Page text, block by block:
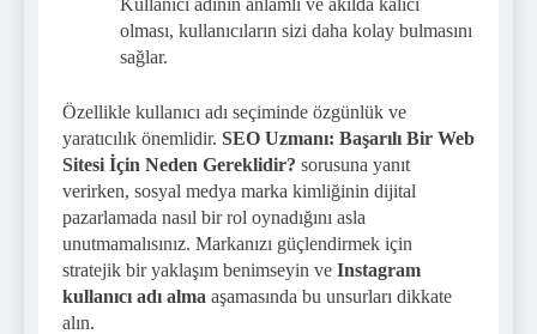
olması, kullanıcıların sizi daha kolay bulmasını
sağlar.
Özellikle kullanıcı adı seçiminde özgünlük ve
yaratıcılık önemlidir. SEO Uzmanı: Başarılı Bir Web
Sitesi İçin Neden Gereklidir? sorusuna yanıt
verirken, sosyal medya marka kimliğinin dijital
pazarlamada nasıl bir rol oynadığını asla
unutmamalısınız. Markanızı güçlendirmek için
stratejik bir yaklaşım benimseyin ve Instagram
kullanıcı adı alma aşamasında bu unsurları dikkate
alın.